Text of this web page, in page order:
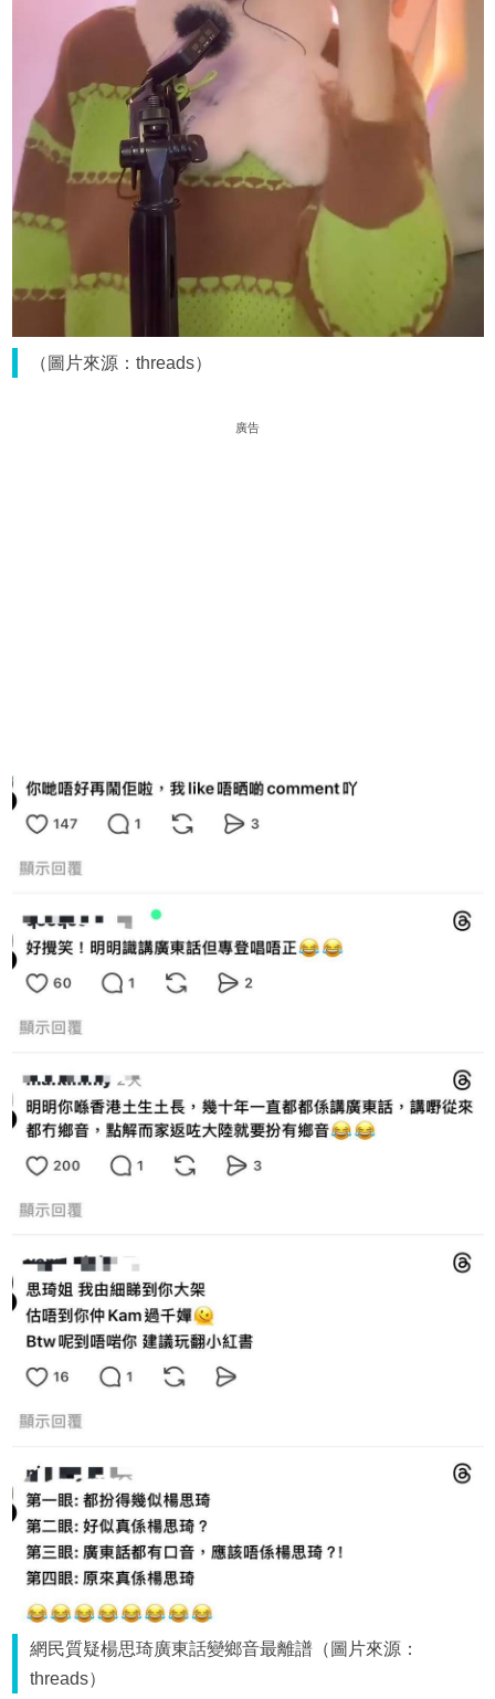
（圖片來源：threads）
廣告
網民質疑楊思琦廣東話變鄉音最離譜（圖片來源：
threads）